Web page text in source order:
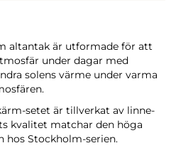
altantak är utformade för att
under dagar med
solens värme under varma
setet är tillverkat av linne-
kvalitet matchar den höga
hos Stockholm-serien.